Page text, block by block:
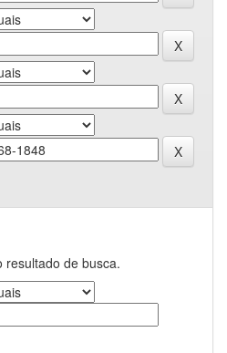
resultado de busca.